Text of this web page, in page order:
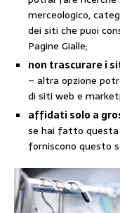
merceologico,
dei siti che puoi
Pagine Gialle;
non trascurare i
– altra opzione
di siti web e
affidati solo a
se hai fatto
forniscono questo